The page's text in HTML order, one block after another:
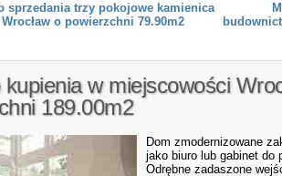
sprzedania trzy pokojowe kamienica
o powierzchni 79.90m2
w miejscowości
189.00m2
Dom zmodernizowane
jako biuro lub gabinet do
Odrębne zadaszone